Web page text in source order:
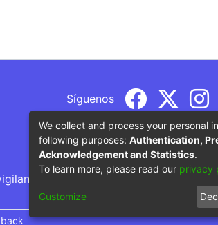
Síguenos
por parte del Ministerio de
We collect and process your personal
following purposes: Authentication,
Acknowledgement and Statistics.
To learn more, please read our privacy
Customize